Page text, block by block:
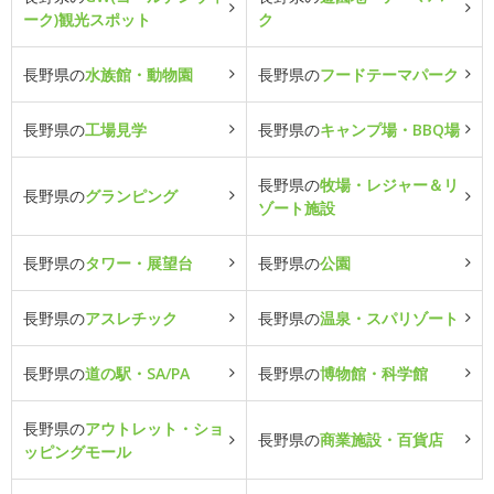
ーク)観光スポット
ク
長野県の水族館・動物園 長野県のフードテーマパーク
長野県の工場見学 長野県のキャンプ場・BBQ場
長野県のグランピング
長野県の牧場・レジャー＆リ
ゾート施設
長野県のタワー・展望台 長野県の公園
長野県のアスレチック 長野県の温泉・スパリゾート
長野県の道の駅・SA/PA 長野県の博物館・科学館
長野県のアウトレット・ショ
ッピングモール
長野県の商業施設・百貨店